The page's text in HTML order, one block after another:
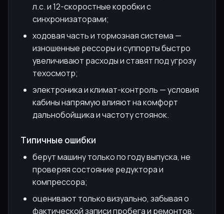
л.с. и 12-скоростные коробки с
синхронизаторами;
ходовая часть и тормозная система —
изношенные рессоры и суппорты быстро
увеличивают расходы и ставят под угрозу
техосмотр;
электроника и климат-контроль — условия
кабины напрямую влияют на комфорт
дальнобойщика и частоту стоянок.
Типичные ошибки
берут машину только по году выпуска, не
проверяя состояние редуктора и
компрессора;
оценивают только визуально, забывая о
фактической записи пробега и ремонтов;